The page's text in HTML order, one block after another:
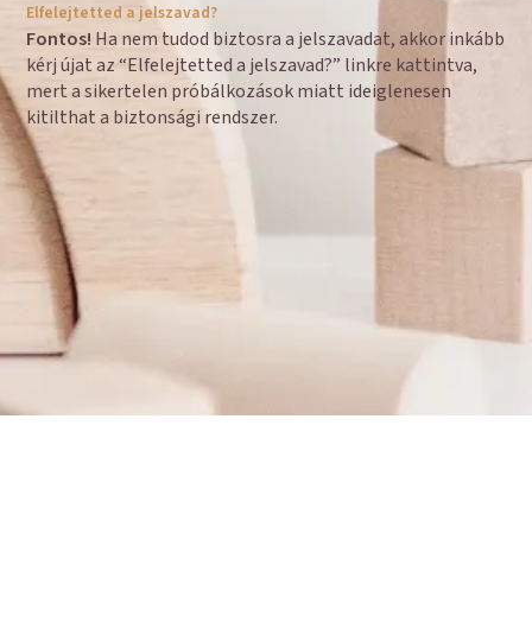
Elfelejtetted a jelszavad?
Fontos! Ha nem tudod biztosra a jelszavadat, akkor inkább
kérj újat az “Elfelejtetted a jelszavad?” linkre kattintva,
mert a sikertelen próbálkozások miatt ideiglenesen
kitilthat a biztonsági rendszer.